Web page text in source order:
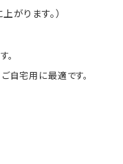
がります。）
自宅用に最適です。